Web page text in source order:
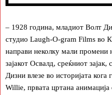
– 1928 година, младиот Волт
студио Laugh-O-gram Films во
направи неколку мали промени
зајакот Освалд, среќниот
Дизни влезе во историјата
Willie, првата цртана анимација